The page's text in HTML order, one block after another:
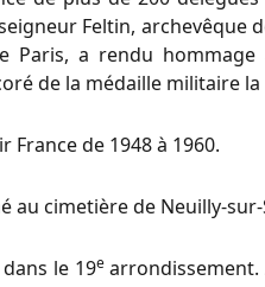
Feltin, archevêque
Paris, a rendu
de la médaille militaire
France de 1948 à 1960.
au cimetière de Neuilly-sur-
le 19earrondissement.